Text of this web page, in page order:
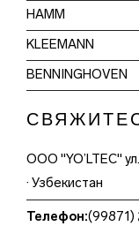
HAMM
KLEEMANN
BENNINGHOVEN
ООО "YO’LTEC"
· Узбекистан
Телефон: